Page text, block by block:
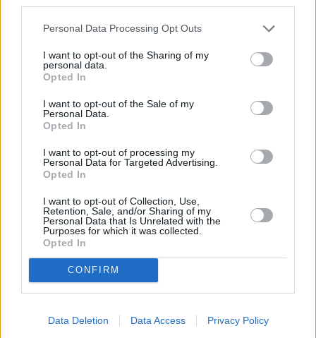
Personal Data Processing Opt Outs
I want to opt-out of the Sharing of my
personal data.
Opted In
I want to opt-out of the Sale of my
Personal Data.
Opted In
I want to opt-out of processing my
Personal Data for Targeted Advertising.
Opted In
I want to opt-out of Collection, Use,
Retention, Sale, and/or Sharing of my
Personal Data that Is Unrelated with the
Purposes for which it was collected.
Opted In
CONFIRM
Data Deletion Data Access Privacy Policy
Prima sport - co nabídne v prvním
vysílacím týdnu
Kdy a kde bude Prima sport k
Parabola.cz- web o satelitní, terestrické a kabelové televizi, ©
Dovolená u moře•Bazény